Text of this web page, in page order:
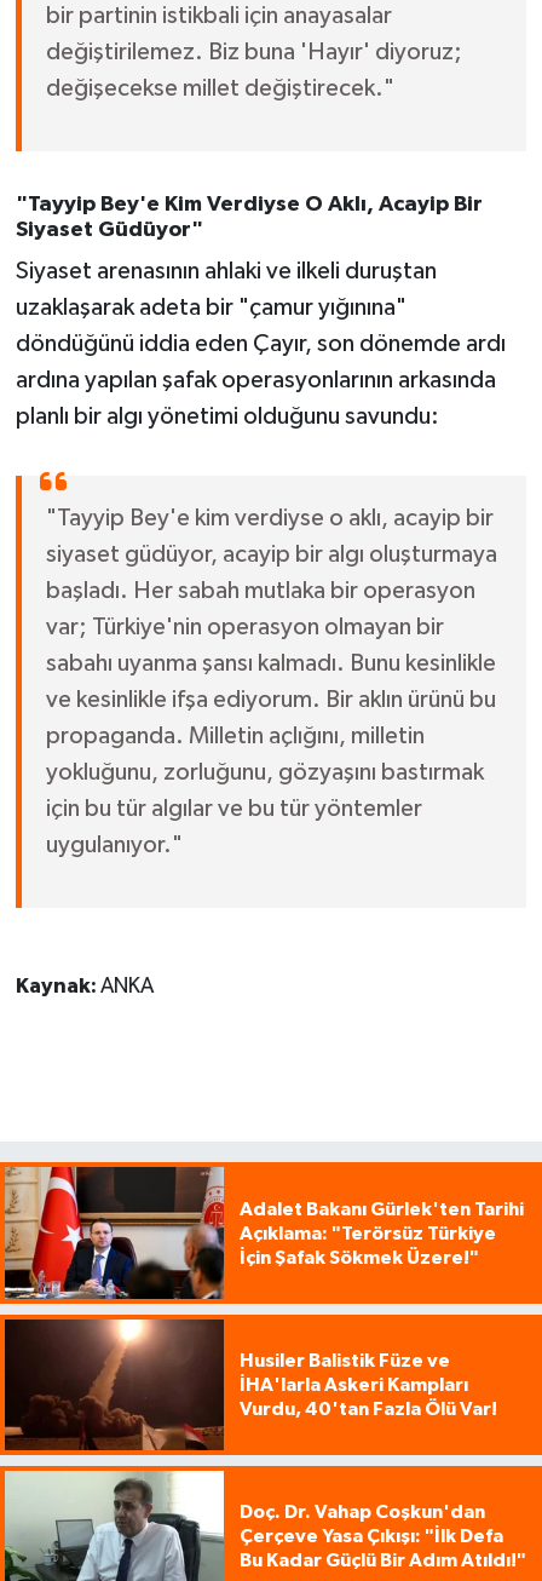
bir partinin istikbali için anayasalar
değiştirilemez. Biz buna 'Hayır' diyoruz;
değişecekse millet değiştirecek."
"Tayyip Bey'e Kim Verdiyse O Aklı, Acayip Bir
Siyaset Güdüyor"
Siyaset arenasının ahlaki ve ilkeli duruştan
uzaklaşarak adeta bir "çamur yığınına"
döndüğünü iddia eden Çayır, son dönemde ardı
ardına yapılan şafak operasyonlarının arkasında
planlı bir algı yönetimi olduğunu savundu:
"Tayyip Bey'e kim verdiyse o aklı, acayip bir
siyaset güdüyor, acayip bir algı oluşturmaya
başladı. Her sabah mutlaka bir operasyon
var; Türkiye'nin operasyon olmayan bir
sabahı uyanma şansı kalmadı. Bunu kesinlikle
ve kesinlikle ifşa ediyorum. Bir aklın ürünü bu
propaganda. Milletin açlığını, milletin
yokluğunu, zorluğunu, gözyaşını bastırmak
için bu tür algılar ve bu tür yöntemler
uygulanıyor."
Kaynak: ANKA
Adalet Bakanı Gürlek'ten Tarihi
Açıklama: "Terörsüz Türkiye
İçin Şafak Sökmek Üzere!"
Husiler Balistik Füze ve
İHA'larla Askeri Kampları
Vurdu, 40'tan Fazla Ölü Var!
Doç. Dr. Vahap Coşkun'dan
Çerçeve Yasa Çıkışı: "İlk Defa
Bu Kadar Güçlü Bir Adım Atıldı!"